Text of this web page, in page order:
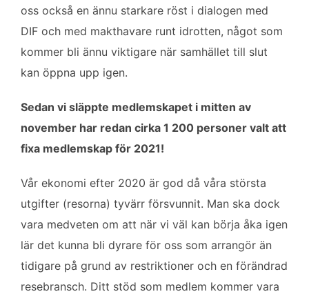
oss också en ännu starkare röst i dialogen med
DIF och med makthavare runt idrotten, något som
kommer bli ännu viktigare när samhället till slut
kan öppna upp igen.
Sedan vi släppte medlemskapet i mitten av
november har redan cirka 1 200 personer valt att
fixa medlemskap för 2021!
Vår ekonomi efter 2020 är god då våra största
utgifter (resorna) tyvärr försvunnit. Man ska dock
vara medveten om att när vi väl kan börja åka igen
lär det kunna bli dyrare för oss som arrangör än
tidigare på grund av restriktioner och en förändrad
resebransch. Ditt stöd som medlem kommer vara